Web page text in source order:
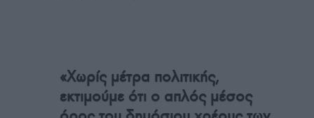
«Χωρίς μέτρα πολιτικής,
εκτιμούμε ότι ο απλός μέσος